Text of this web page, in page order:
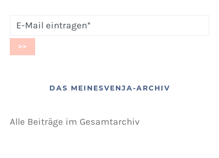
DAS MEINESVENJA-ARCHIV
Alle Beiträge im Gesamtarchiv